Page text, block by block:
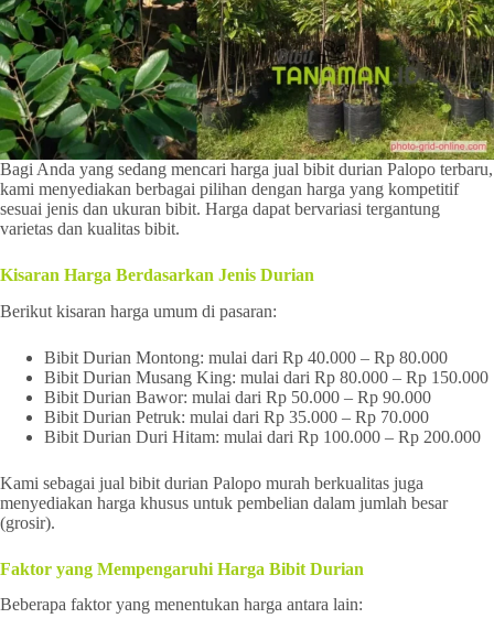
Bagi Anda yang sedang mencari harga jual bibit durian Palopo terbaru,
kami menyediakan berbagai pilihan dengan harga yang kompetitif
sesuai jenis dan ukuran bibit. Harga dapat bervariasi tergantung
varietas dan kualitas bibit.
Kisaran Harga Berdasarkan Jenis Durian
Berikut kisaran harga umum di pasaran:
Bibit Durian Montong: mulai dari Rp 40.000 – Rp 80.000
Bibit Durian Musang King: mulai dari Rp 80.000 – Rp 150.000
Bibit Durian Bawor: mulai dari Rp 50.000 – Rp 90.000
Bibit Durian Petruk: mulai dari Rp 35.000 – Rp 70.000
Bibit Durian Duri Hitam: mulai dari Rp 100.000 – Rp 200.000
Kami sebagai jual bibit durian Palopo murah berkualitas juga
menyediakan harga khusus untuk pembelian dalam jumlah besar
(grosir).
Faktor yang Mempengaruhi Harga Bibit Durian
Beberapa faktor yang menentukan harga antara lain: